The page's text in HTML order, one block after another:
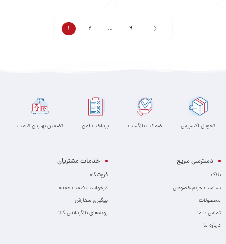
1 2 … 9
تحویل اکسپرس ضمانت بازگشت پرداخت امن تضمین بهترین قیمت
دسترسی سریع
بلاگ
سیاست حریم خصوصی
محصولات
تماس با ما
درباره ما
خدمات مشتریان
فروشگاه
درخواست قیمت عمده
پیگیری سفارش
رویه‌های بازگرداندن کالا